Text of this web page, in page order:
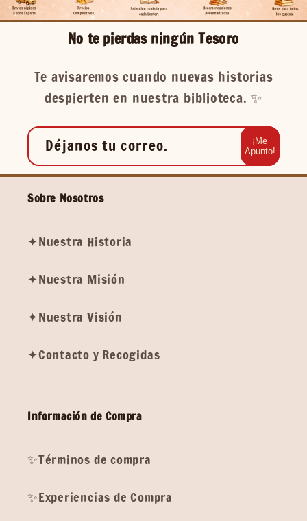
No te pierdas ningún Tesoro
Te avisaremos cuando nuevas historias
despierten en nuestra biblioteca. ✨️
Déjanos tu correo.
¡Me
Apunto!
Sobre Nosotros
✦Nuestra Historia
✦Nuestra Misión
✦Nuestra Visión
✦Contacto y Recogidas
Información de Compra
✨Términos de compra
✨Experiencias de Compra